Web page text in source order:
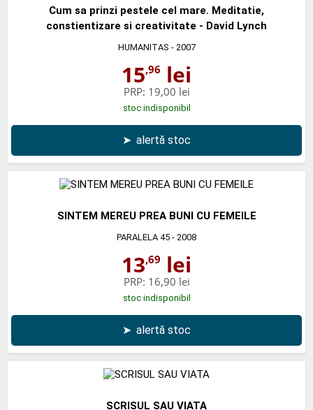
Cum sa prinzi pestele cel mare. Meditatie,
constientizare si creativitate - David Lynch
HUMANITAS - 2007
15,96 lei
PRP: 19,00 lei
stoc indisponibil
➤ alertă stoc
SINTEM MEREU PREA BUNI CU FEMEILE
PARALELA 45 - 2008
13,69 lei
PRP: 16,90 lei
stoc indisponibil
➤ alertă stoc
SCRISUL SAU VIATA